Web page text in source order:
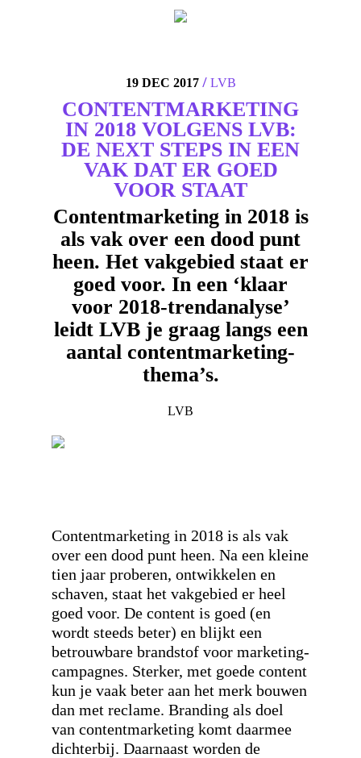
19 DEC 2017/ LVB
CONTENTMARKETING
IN 2018 VOLGENS LVB:
DE NEXT STEPS IN EEN
VAK DAT ER GOED
VOOR STAAT
Contentmarketing in 2018 is
als vak over een dood punt
heen. Het vakgebied staat er
goed voor. In een ‘klaar
voor 2018-trendanalyse’
leidt LVB je graag langs een
aantal contentmarketing-
thema’s.
LVB
Contentmarketing in 2018 is als vak
over een dood punt heen. Na een kleine
tien jaar proberen, ontwikkelen en
schaven, staat het vakgebied er heel
goed voor. De content is goed (en
wordt steeds beter) en blijkt een
betrouwbare brandstof voor marketing-
campagnes. Sterker, met goede content
kun je vaak beter aan het merk bouwen
dan met reclame. Branding als doel
van contentmarketing komt daarmee
dichterbij. Daarnaast worden de